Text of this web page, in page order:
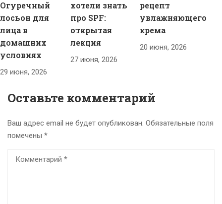
Огуречный
лосьон для
лица в
домашних
условиях
29 июня, 2026
хотели знать
про SPF:
открытая
лекция
27 июня, 2026
рецепт
увлажняющего
крема
20 июня, 2026
Оставьте комментарий
Ваш адрес email не будет опубликован. Обязательные поля
помечены *